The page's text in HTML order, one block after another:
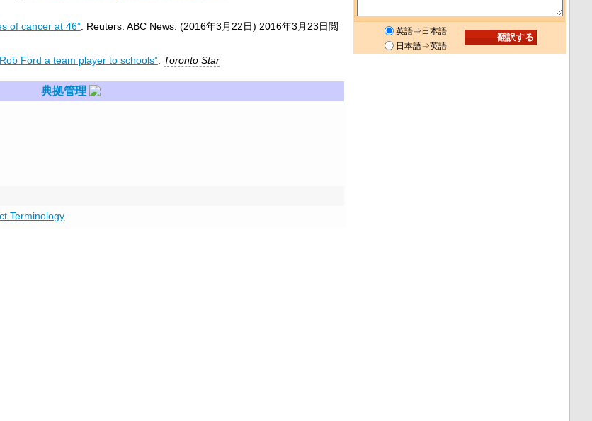
of cancer at 46”. Reuters. ABC News. (2016年3月22日) 2016年3月23日閲
Ford a team player to schools”. Toronto Star
典拠管理
Terminology
英語⇒日本語
日本語⇒英語